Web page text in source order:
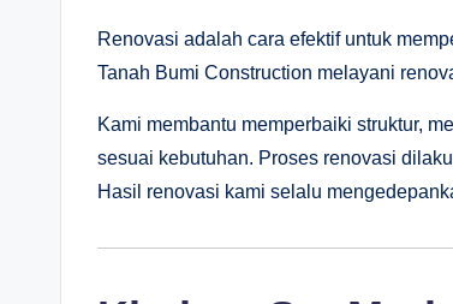
Renovasi adalah cara efektif untuk
Tanah Bumi Construction melayani
Kami membantu memperbaiki struktur,
sesuai kebutuhan. Proses renovasi
Hasil renovasi kami selalu